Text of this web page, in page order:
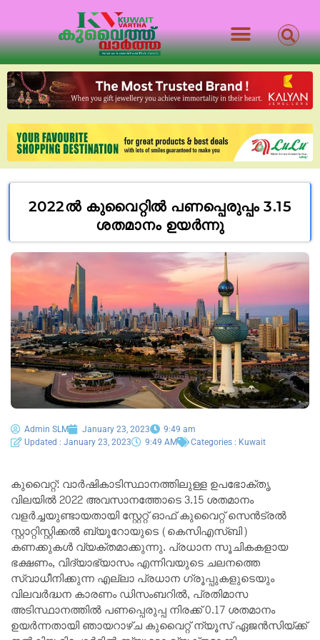
2022ൽ കുവൈറ്റിൽ പണപ്പെരുപ്പം 3.15
ശതമാനം ഉയർന്നു
Admin SLM January 23, 2023
9:49 am
Updated : January 23, 2023
9:49 AM Categories : Kuwait
കുവൈറ്റ്: വാർഷികാടിസ്ഥാനത്തിലുള്ള ഉപഭോക്തൃ
വിലയിൽ 2022 അവസാനത്തോടെ 3.15 ശതമാനം
വളർച്ചയുണ്ടായതായി സ്റ്റേറ്റ് ഓഫ് കുവൈറ്റ് സെൻട്രൽ
സ്റ്റാറ്റിസ്റ്റിക്കൽ ബ്യൂറോയുടെ (കെസിഎസ്ബി)
കണക്കുകൾ വ്യക്തമാക്കുന്നു. പ്രധാന സൂചികകളായ
ഭക്ഷണം, വിദ്യാഭ്യാസം എന്നിവയുടെ ചലനത്തെ
സ്വാധീനിക്കുന്ന എല്ലാ പ്രധാന ഗ്രൂപ്പുകളുടെയും
വിലവർദ്ധന കാരണം ഡിസംബറിൽ, പ്രതിമാസ
അടിസ്ഥാനത്തിൽ പണപ്പെരുപ്പ നിരക്ക് 0.17 ശതമാനം
ഉയർന്നതായി ഞായറാഴ്ച കുവൈറ്റ് ന്യൂസ് ഏജൻസിയ്ക്ക്